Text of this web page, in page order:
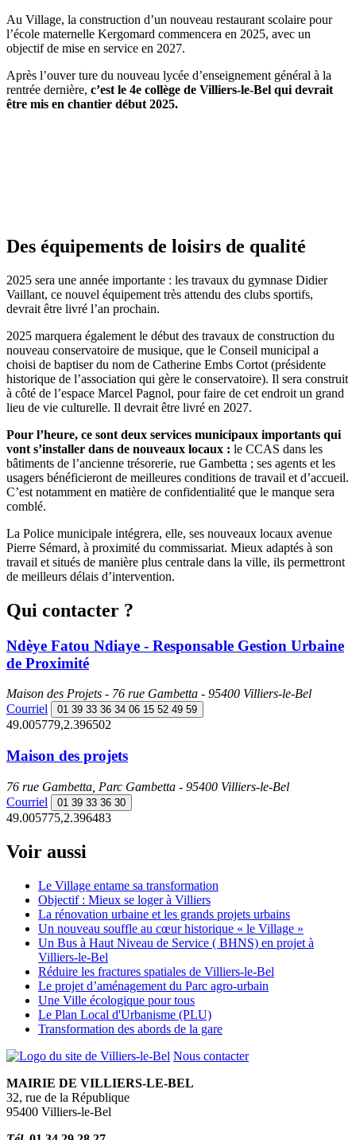
Au Village, la construction d’un nouveau restaurant scolaire pour
l’école maternelle Kergomard commencera en 2025, avec un
objectif de mise en service en 2027.
Après l’ouver ture du nouveau lycée d’enseignement général à la
rentrée dernière, c’est le 4e collège de Villiers-le-Bel qui devrait
être mis en chantier début 2025.
Des équipements de loisirs de qualité
2025 sera une année importante : les travaux du gymnase Didier
Vaillant, ce nouvel équipement très attendu des clubs sportifs,
devrait être livré l’an prochain.
2025 marquera également le début des travaux de construction du
nouveau conservatoire de musique, que le Conseil municipal a
choisi de baptiser du nom de Catherine Embs Cortot (présidente
historique de l’association qui gère le conservatoire). Il sera construit
à côté de l’espace Marcel Pagnol, pour faire de cet endroit un grand
lieu de vie culturelle. Il devrait être livré en 2027.
Pour l’heure, ce sont deux services municipaux importants qui
vont s’installer dans de nouveaux locaux : le CCAS dans les
bâtiments de l’ancienne trésorerie, rue Gambetta ; ses agents et les
usagers bénéficieront de meilleures conditions de travail et d’accueil.
C’est notamment en matière de confidentialité que le manque sera
comblé.
La Police municipale intégrera, elle, ses nouveaux locaux avenue
Pierre Sémard, à proximité du commissariat. Mieux adaptés à son
travail et situés de manière plus centrale dans la ville, ils permettront
de meilleurs délais d’intervention.
Qui contacter ?
Ndèye Fatou Ndiaye - Responsable Gestion Urbaine
de Proximité
Maison des Projets - 76 rue Gambetta - 95400 Villiers-le-Bel
Courriel
01 39 33 36 34 06 15 52 49 59
49.005779,2.396502
Maison des projets
76 rue Gambetta, Parc Gambetta - 95400 Villiers-le-Bel
Courriel
01 39 33 36 30
49.005775,2.396483
Voir aussi
Le Village entame sa transformation
Objectif : Mieux se loger à Villiers
La rénovation urbaine et les grands projets urbains
Un nouveau souffle au cœur historique « le Village »
Un Bus à Haut Niveau de Service ( BHNS) en projet à
Villiers-le-Bel
Réduire les fractures spatiales de Villiers-le-Bel
Le projet d’aménagement du Parc agro-urbain
Une Ville écologique pour tous
Le Plan Local d'Urbanisme (PLU)
Transformation des abords de la gare
Nous contacter
MAIRIE DE VILLIERS-LE-BEL
32, rue de la République
95400 Villiers-le-Bel